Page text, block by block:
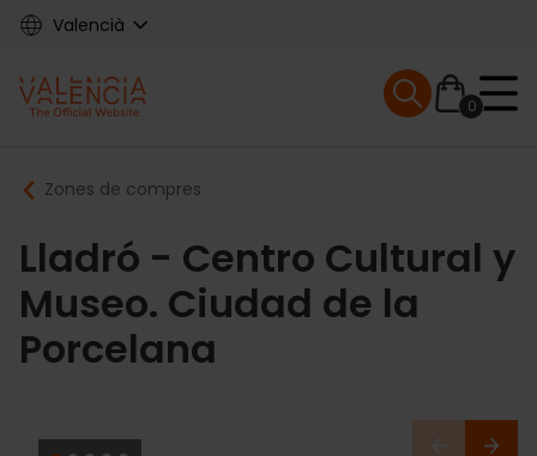
Skip
content
Valencià
Main
navigation
0
Mobile menu
Breadcrumb
Zones de compres
Lladró - Centro Cultural y
Museo. Ciudad de la
Porcelana